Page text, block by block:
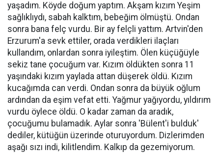
yaşadım. Köyde doğum yaptım. Akşam kızım Yeşim
sağlıklıydı, sabah kalktım, bebeğim ölmüştü. Ondan
sonra bana felç vurdu. Bir ay felçli yattım. Artvin'den
Erzurum'a sevk ettiler, orada verdikleri ilaçları
kullandım, onlardan sonra iyileştim. Ölen küçüğüyle
sekiz tane çocuğum var. Kızım öldükten sonra 11
yaşındaki kızım yaylada attan düşerek öldü. Kızım
kucağımda can verdi. Ondan sonra da büyük oğlum
ardından da eşim vefat etti. Yağmur yağıyordu, yıldırım
vurdu öylece öldü. O kadar zaman da aradık,
çocuğumu bulamadık. Aylar sonra 'Bülent'i bulduk'
dediler, kütüğün üzerinde oturuyordum. Dizlerimden
aşağı sızı indi, kilitlendim. Kalkıp da gezemiyorum.